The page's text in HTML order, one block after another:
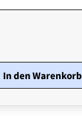
In den Warenkorb